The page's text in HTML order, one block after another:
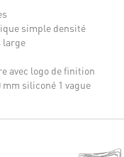
simple densité
large
avec logo de finition
siliconé 1 vague